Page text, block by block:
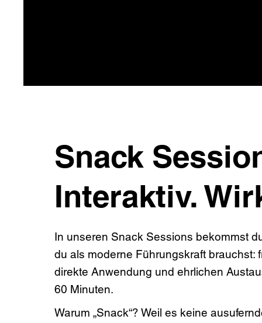
Snack
Interaktiv.
In unseren Snack Sessions bekommst
du als moderne Führungskraft brauchst:
direkte Anwendung und ehrlichen
60 Minuten.
Warum „Snack“? Weil es keine